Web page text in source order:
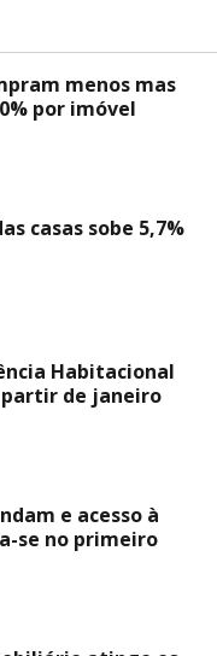
menos mas
por imóvel
casas sobe 5,7%
Habitacional
de janeiro
e acesso à
se no primeiro